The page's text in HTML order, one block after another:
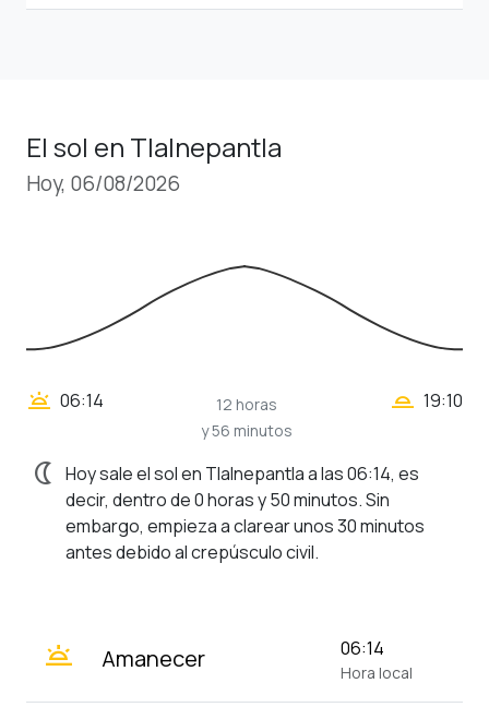
El sol en Tlalnepantla
Hoy, 06/08/2026
wb_twilight 06:14
12 horas
y 56 minutos
wb_twilight_2 19:10
nightlight Hoy sale el sol en Tlalnepantla a las 06:14, es
decir, dentro de 0 horas y 50 minutos. Sin
embargo, empieza a clarear unos 30 minutos
antes debido al crepúsculo civil.
wb_twilight Amanecer 06:14
Hora local